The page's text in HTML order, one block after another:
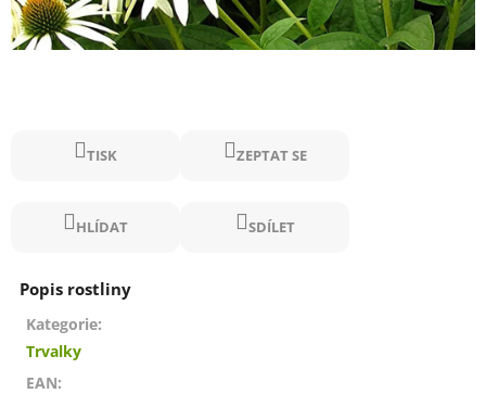
TISK ZEPTAT SE
HLÍDAT SDÍLET
Kategorie:
Trvalky
EAN: